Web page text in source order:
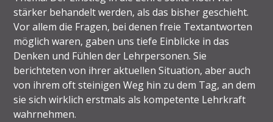
stärker behandelt werden, als das bisher geschieht.
Vor allem die Fragen, bei denen freie Textantworten
möglich waren, gaben uns tiefe Einblicke in das
Denken und Fühlen der Lehrpersonen. Sie
berichteten von ihrer aktuellen Situation, aber auch
von ihrem oft steinigen Weg hin zu dem Tag, an dem
sie sich wirklich erstmals als kompetente Lehrkraft
wahrnehmen.